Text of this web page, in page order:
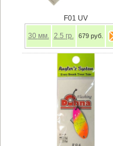
F01 UV
30 мм. 2.5 гр. 679 руб.